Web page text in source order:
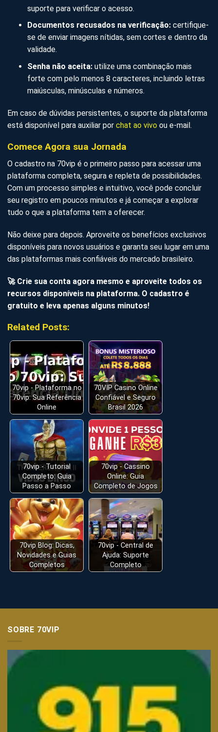
suporte para verificar o acesso.
Documentos recusados na verificação:certifique-
se de enviar imagens nítidas, sem cortes e dentro da
validade.
Senha não aceita:utilize uma combinação mais
forte com pelo menos 8 caracteres, incluindo letras
maiúsculas, minúsculas e números.
Em caso de dúvidas persistentes, o suporte da plataforma
está disponível para auxiliar por chat ao vivo ou e-mail.
Comece Agora sua Jornada
O cadastro na 70vip é o primeiro passo para acessar uma
plataforma completa, segura e repleta de possibilidades.
Com um processo simples e intuitivo, você pode concluir
seu registro em poucos minutos e já começar a explorar
tudo o que a plataforma tem a oferecer.
Não deixe para depois. Aproveite os benefícios exclusivos
disponíveis para novos usuários e garanta seu lugar em uma
das plataformas mais confiáveis do mercado brasileiro.
🚀 Crie sua conta agora mesmo e aproveite todos os
recursos disponíveis na plataforma. O cadastro é
gratuito e leva apenas alguns minutos!
Related Posts:
70vip - Plataforma no
70vip: Sua Referência
Online
70VIP Casino Online
Confiável e Seguro
Brasil 2026
70vip - Tutorial
Completo: Guia
Passo a Passo
70vip - Cassino
Online: Guia
Completo de Jogos
70vip Blog: Dicas,
Novidades e Guias
Completos
70vip - Central de
Ajuda: Suporte
Completo
SOBRE 70VIP